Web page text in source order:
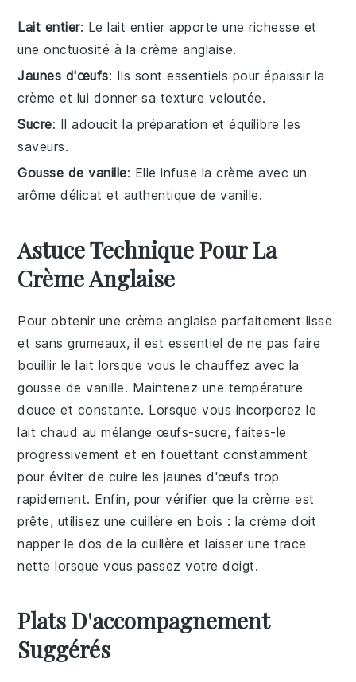
Lait entier: Le lait entier apporte une richesse et
une onctuosité à la crème anglaise.
Jaunes d'œufs: Ils sont essentiels pour épaissir la
crème et lui donner sa texture veloutée.
Sucre: Il adoucit la préparation et équilibre les
saveurs.
Gousse de vanille: Elle infuse la crème avec un
arôme délicat et authentique de vanille.
Astuce Technique Pour La
Crème Anglaise
Pour obtenir une crème anglaise parfaitement lisse
et sans grumeaux, il est essentiel de ne pas faire
bouillir lelait lorsque vous le chauffez avec la
gousse de vanille. Maintenez une température
douce et constante. Lorsque vous incorporez le
lait chaud au mélangeœufs-sucre, faites-le
progressivement et en fouettant constamment
pour éviter de cuire les jaunes d'œufs trop
rapidement. Enfin, pour vérifier que lacrème est
prête, utilisez une cuillère en bois : lacrème doit
napper le dos de la cuillère et laisser une trace
nette lorsque vous passez votre doigt.
Plats D'accompagnement
Suggérés